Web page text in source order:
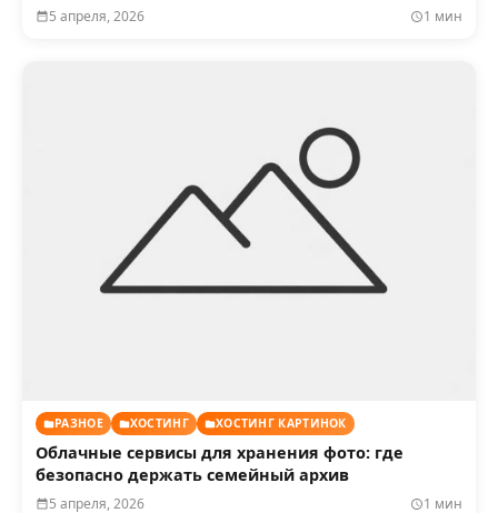
5 апреля, 2026 1 мин
РАЗНОЕ ХОСТИНГ ХОСТИНГ КАРТИНОК
Облачные сервисы для хранения фото: где
безопасно держать семейный архив
5 апреля, 2026 1 мин